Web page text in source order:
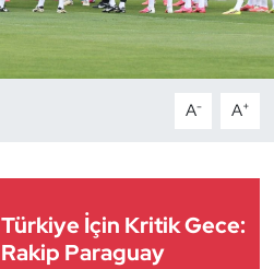
A- A+
Türkiye İçin Kritik Gece:
Rakip Paraguay